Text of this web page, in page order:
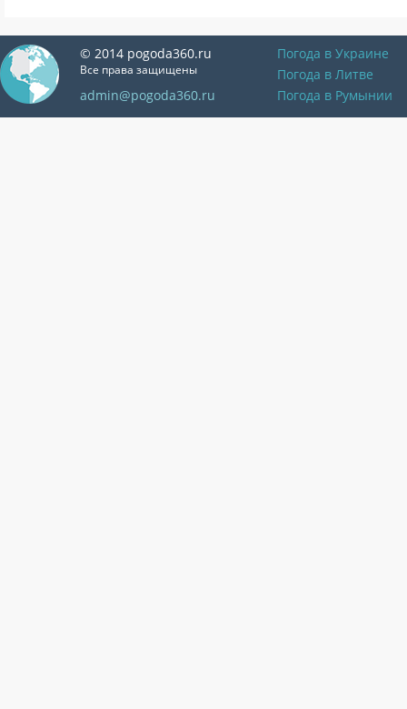
© 2014 pogoda360.ru
Все права защищены
admin@pogoda360.ru
Погода в Украине
Погода в Литве
Погода в Румынии